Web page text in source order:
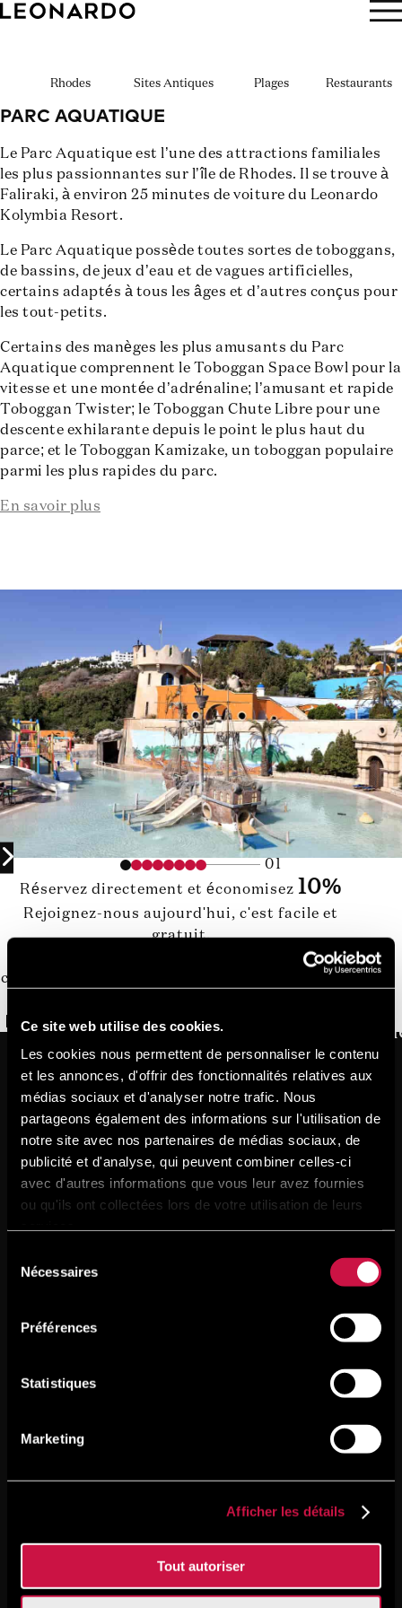
Ce site web utilise des cookies.
Les cookies nous permettent de personnaliser le contenu
et les annonces, d'offrir des fonctionnalités relatives aux
médias sociaux et d'analyser notre trafic. Nous
partageons également des informations sur l'utilisation de
notre site avec nos partenaires de médias sociaux, de
publicité et d'analyse, qui peuvent combiner celles-ci
avec d'autres informations que vous leur avez fournies
ou qu'ils ont collectées lors de votre utilisation de leurs
Nécessaires
Préférences
Statistiques
Marketing
Afficher les détails
Tout autoriser
Rhodes Sites Antiques Plages Restaurants
PARC AQUATIQUE
Le Parc Aquatique est l’une des attractions familiales
les plus passionnantes sur l’île de Rhodes. Il se trouve à
Faliraki, à environ 25 minutes de voiture du Leonardo
Kolymbia Resort.
Le Parc Aquatique possède toutes sortes de toboggans,
de bassins, de jeux d’eau et de vagues artificielles,
certains adaptés à tous les âges et d’autres conçus pour
les tout-petits.
Certains des manèges les plus amusants du Parc
Aquatique comprennent le Toboggan Space Bowl pour la
vitesse et une montée d’adrénaline; l’amusant et rapide
Toboggan Twister; le Toboggan Chute Libre pour une
descente exhilarante depuis le point le plus haut du
parce; et le Toboggan Kamizake, un toboggan populaire
parmi les plus rapides du parc.
En savoir plus
01
Réservez directement et économisez 10%
Rejoignez-nous aujourd'hui, c'est facile et
gratuit.
Commencez à bénéficier d'une réduction à
chaque réservation que vous effectuez via notre
REJOIGNEZ-NOUS MAINTENANT, C'EST GRATUIT !